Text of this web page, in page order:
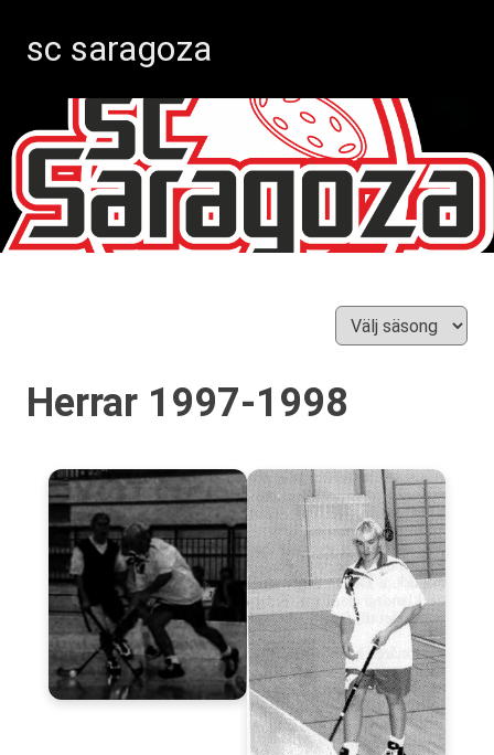
innehåll
sc saragoza
Kristinestad
sedan
1996
Herrar 1997-1998